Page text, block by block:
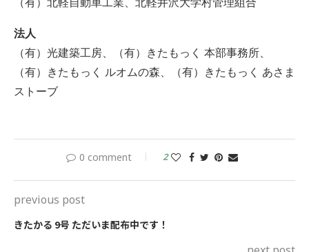
（有）北軽自動車工業、北軽井沢大学村管理組合
法人
（有）光建築工房、（有）きたもっく 本部事務所、
（有）きたもっく ルオムの森、（有）きたもっく あさま
ストーブ
0 comment 2
previous post
きたかる 9号 ただいま配布中です！